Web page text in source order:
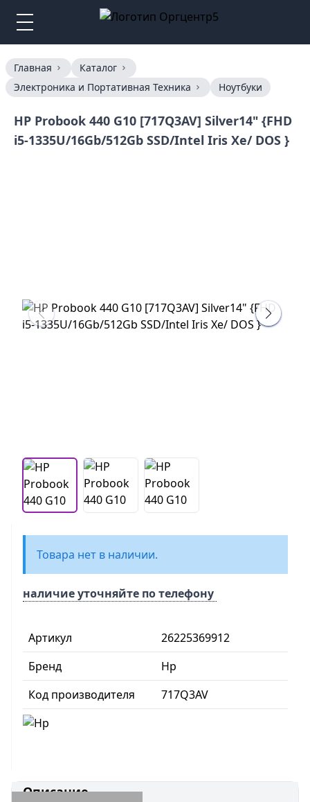
Главная
Каталог
Электроника и Портативная Техника
Ноутбуки
HP Probook 440 G10 [717Q3AV] Silver14" {FHD
i5-1335U/16Gb/512Gb SSD/Intel Iris Xe/ DOS }
Артикул
26225369912
Бренд
Hp
Код производителя
717Q3AV
Товара нет в наличии.
наличие уточняйте по телефону
Описание